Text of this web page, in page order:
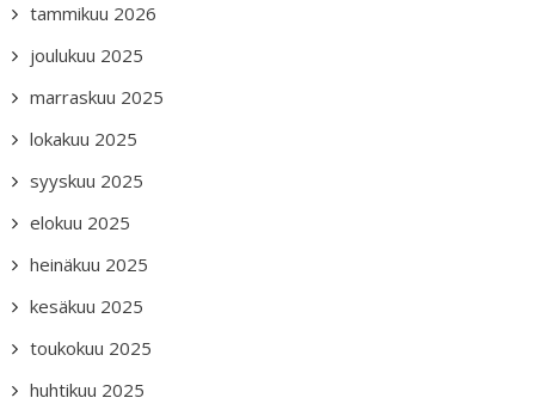
tammikuu 2026
joulukuu 2025
marraskuu 2025
lokakuu 2025
syyskuu 2025
elokuu 2025
heinäkuu 2025
kesäkuu 2025
toukokuu 2025
huhtikuu 2025